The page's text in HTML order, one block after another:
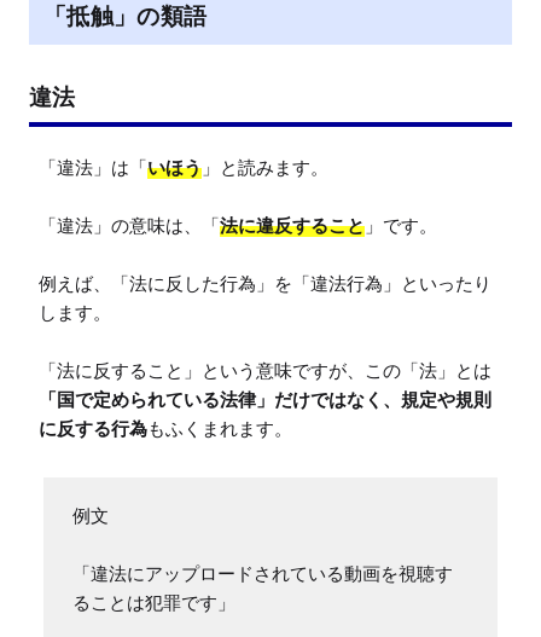
「抵触」の類語
違法
「違法」は「いほう 」と読みます。
「違法」の意味は、「法に違反すること 」です。
例えば、「法に反した行為」を「違法行為」といったり
します。
「法に反すること」という意味ですが、この「法」とは
「国で定められている法律」だけではなく、規定や規則
に反する行為もふくまれます。
例文
「違法にアップロードされている動画を視聴す
ることは犯罪です」